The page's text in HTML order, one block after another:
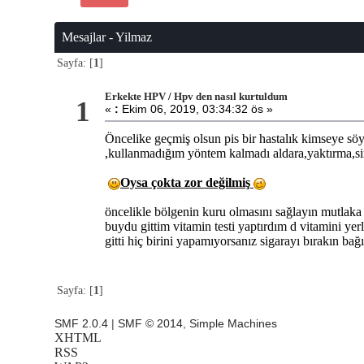
Mesajlar - Yilmaz
Sayfa: [1]
1 Erkekte HPV/Hpv den nasıl kurtuldum
« : Ekim 06, 2019, 03:34:32 ös »
Öncelike geçmiş olsun pis bir hastalık kimseye
,kullanmadığım yöntem kalmadı
Oysa çokta zor değilmiş
öncelikle bölgenin kuru olmasını sağlayın
buydu gittim vitamin testi yaptırdım d vitamini
gitti hiç birini yapamıyorsanız sigarayı bırakın
Sayfa: [1]
SMF 2.0.4 |SMF © 2014 ,Simple Machines
XHTML
RSS